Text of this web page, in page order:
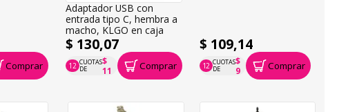
Comprar
Adaptador USB con
entrada tipo C, hembra a
macho, KLGO en caja
$ 130,07
12 CUOTAS
DE
$
11
P.T.F. $ 130 Comprar
$ 109,14
12 CUOTAS
DE
$
9
P.T.F. $ 109 Comprar